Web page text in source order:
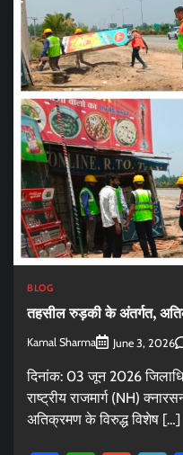
BLOG
तहसील रुड़की के अंतर्गत,
Kamal Sharma June 3, 2026
दिनांक: 03 जून 2026
राष्ट्रीय राजमार्ग (NH)
अतिक्रमण के विरुद्ध विशेष […]